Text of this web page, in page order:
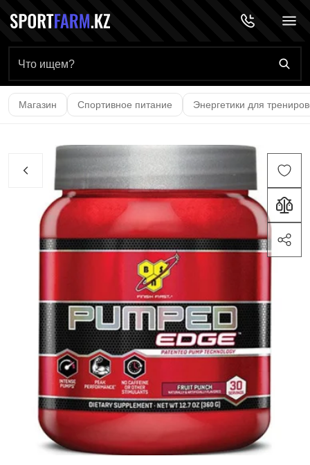
Главная страница
Магазин Спортивное питание Энергетики для